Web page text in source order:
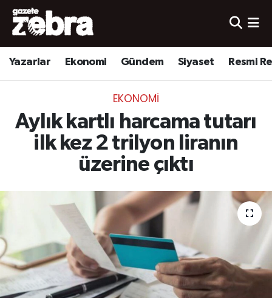
Yazarlar Ekonomi Gündem Siyaset Resmi
EKONOMI
Aylık kartlı harcama tutarı
ilk kez 2 trilyon liranın
üzerine çıktı
Yazarlar
Ekonomi
Yerel
Nöbetçi Eczaneler
Hava Durumu
Süper Lig Puan Durumu ve Fikstür
Tüm Manşetler
Son Dakika Haberleri
Haber Arşivi